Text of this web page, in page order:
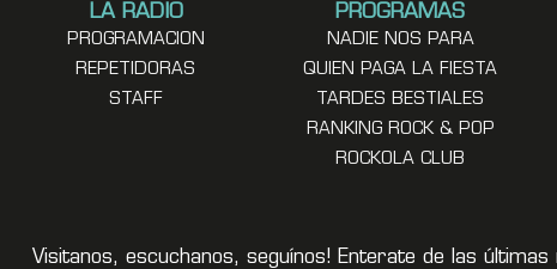
LA RADIO
PROGRAMACION
REPETIDORAS
STAFF
PROGRAMAS
NADIE NOS PARA
QUIEN PAGA LA FIESTA
TARDES BESTIALES
RANKING ROCK & POP
ROCKOLA CLUB
Visitanos, escuchanos, seguínos! Enterate de las